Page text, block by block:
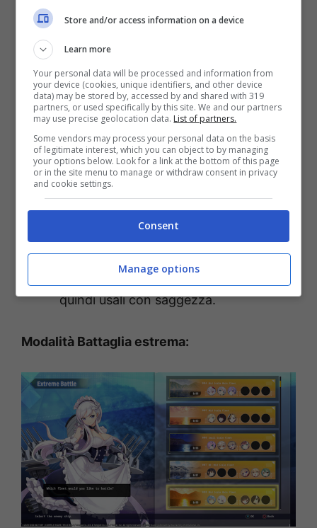
diversi da Shimakaze e Suruga
appariranno in questi sub eventi e
forniranno ulteriori informazioni su ciò
che sta accadendo durante l’esercizio
militare congiunto. Un sottoevento può
anche sbloccare un CG speciale …
Raccogliere punti e reclutare più
personaggi:
comandanti raccoglieranno punti A –
una valuta che può essere utilizzata per
acquistare navi sbloccate. Alcune navi
potrebbero richiedere molti punti A,
quindi usali con saggezza.
Modalità Battaglia estrema:
Store and/or access information on a device
Learn more
Your personal data will be processed and information from
your device (cookies, unique identifiers, and other device
data) may be stored by, accessed by and shared with 319
partners, or used specifically by this site. We and our partners
may use precise geolocation data. List of partners.
Some vendors may process your personal data on the basis
of legitimate interest, which you can object to by managing
your options below. Look for a link at the bottom of this page
or in the site menu to manage or withdraw consent in privacy
and cookie settings.
Consent
Manage options